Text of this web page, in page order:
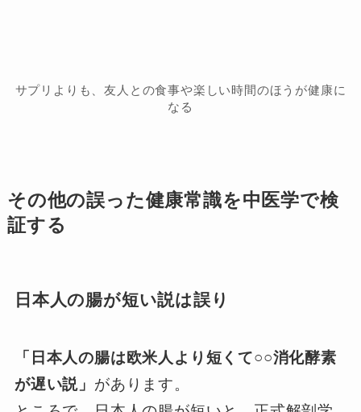
サプリよりも、友人との食事や楽しい時間のほうが健康に
なる
その他の誤った健康常識を中医学で検
証する
日本人の腸が短い説は誤り
「日本人の腸は欧米人より短くて○○消化酵素
が遅い説」 があります。